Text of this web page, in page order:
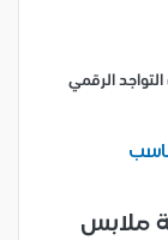
الرقمي
ملابس